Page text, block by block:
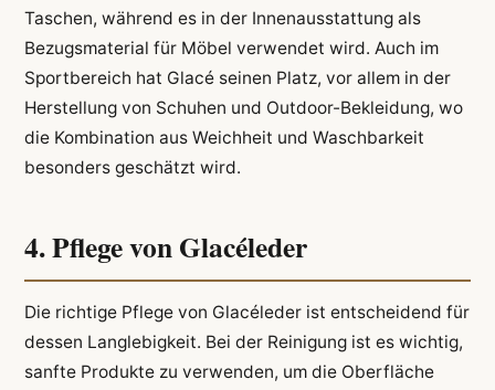
Taschen, während es in der Innenausstattung als
Bezugsmaterial für Möbel verwendet wird. Auch im
Sportbereich hat Glacé seinen Platz, vor allem in der
Herstellung von Schuhen und Outdoor-Bekleidung, wo
die Kombination aus Weichheit und Waschbarkeit
besonders geschätzt wird.
4. Pflege von Glacéleder
Die richtige Pflege von Glacéleder ist entscheidend für
dessen Langlebigkeit. Bei der Reinigung ist es wichtig,
sanfte Produkte zu verwenden, um die Oberfläche